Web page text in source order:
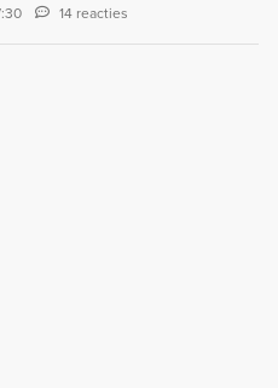
14 reacties